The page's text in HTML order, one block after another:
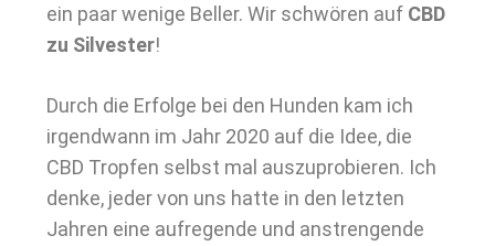
ein paar wenige Beller. Wir schwören auf CBD
zu Silvester!
Durch die Erfolge bei den Hunden kam ich
irgendwann im Jahr 2020 auf die Idee, die
CBD Tropfen selbst mal auszuprobieren. Ich
denke, jeder von uns hatte in den letzten
Jahren eine aufregende und anstrengende